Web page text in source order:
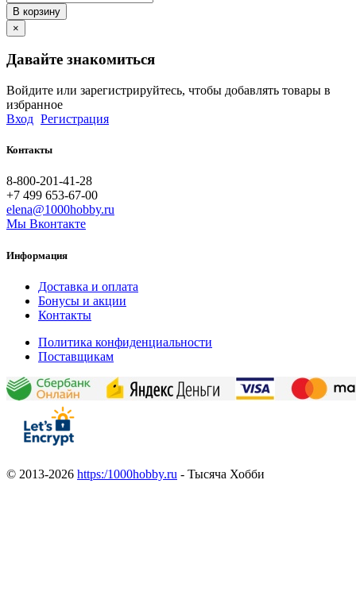
В корзину
×
Давайте знакомиться
Войдите или зарегистрируйтесь, чтобы добавлять товары в
избранное
Вход Регистрация
Контакты
8-800-201-41-28
+7 499 653-67-00
elena@1000hobby.ru
Мы Вконтакте
Информация
Доставка и оплата
Бонусы и акции
Контакты
Политика конфиденциальности
Поставщикам
© 2013-2026 https:/1000hobby.ru - Тысяча Хобби